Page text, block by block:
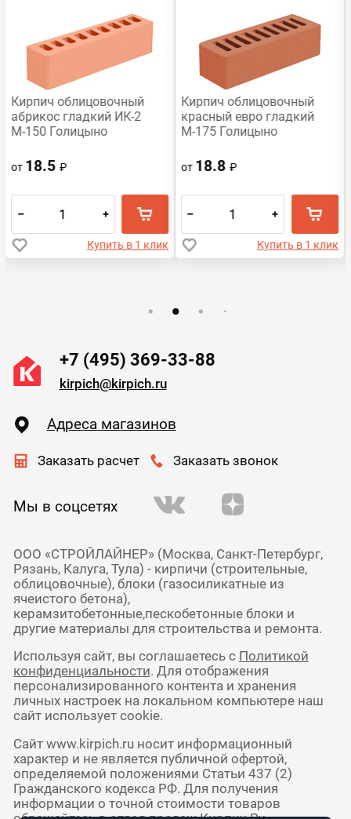
Кирпич облицовочный
абрикос гладкий ИК-2
М-150 Голицыно
от 18.5₽
– +
Купить в 1 клик
Кирпич облицовочный
красный евро гладкий
М-175 Голицыно
от 18.8₽
– +
Купить в 1 клик
+7 (495) 369-33-88
kirpich@kirpich.ru
Адреса магазинов
Заказать расчет Заказать звонок
Мы в соцсетях
ООО «СТРОЙЛАЙНЕР» (Москва, Санкт-Петербург,
Рязань, Калуга, Тула) - кирпичи (строительные,
облицовочные), блоки (газосиликатные из
ячеистого бетона),
керамзитобетонные,пескобетонные блоки и
другие материалы для строительства и ремонта.
Используя сайт, вы соглашаетесь с Политикой
конфиденциальности. Для отображения
персонализированного контента и хранения
личных настроек на локальном компьютере наш
сайт использует cookie.
Сайт www.kirpich.ru носит информационный
характер и не является публичной офертой,
определяемой положениями Статьи 437 (2)
Гражданского кодекса РФ. Для получения
информации о точной стоимости товаров